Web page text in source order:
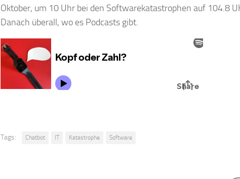
Oktober, um 10 Uhr bei den Softwarekatastrophen auf 104.8
Danach überall, wo es Podcasts gibt.
Tags: Chatbot IT Katastrophe Software